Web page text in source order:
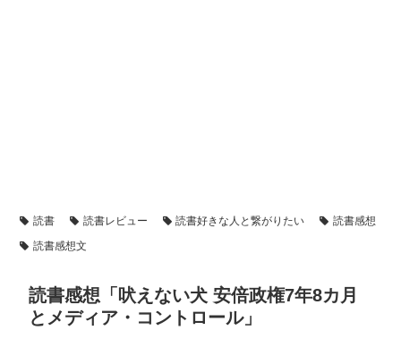
読書 読書レビュー 読書好きな人と繋がりたい
読書感想
読書感想文
読書感想「吠えない犬 安倍政権7年8カ月
とメディア・コントロール」